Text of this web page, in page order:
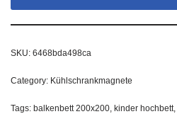
SKU: 6468bda498ca
Category: Kühlschrankmagnete
Tags: balkenbett 200x200, kinder hochbett,